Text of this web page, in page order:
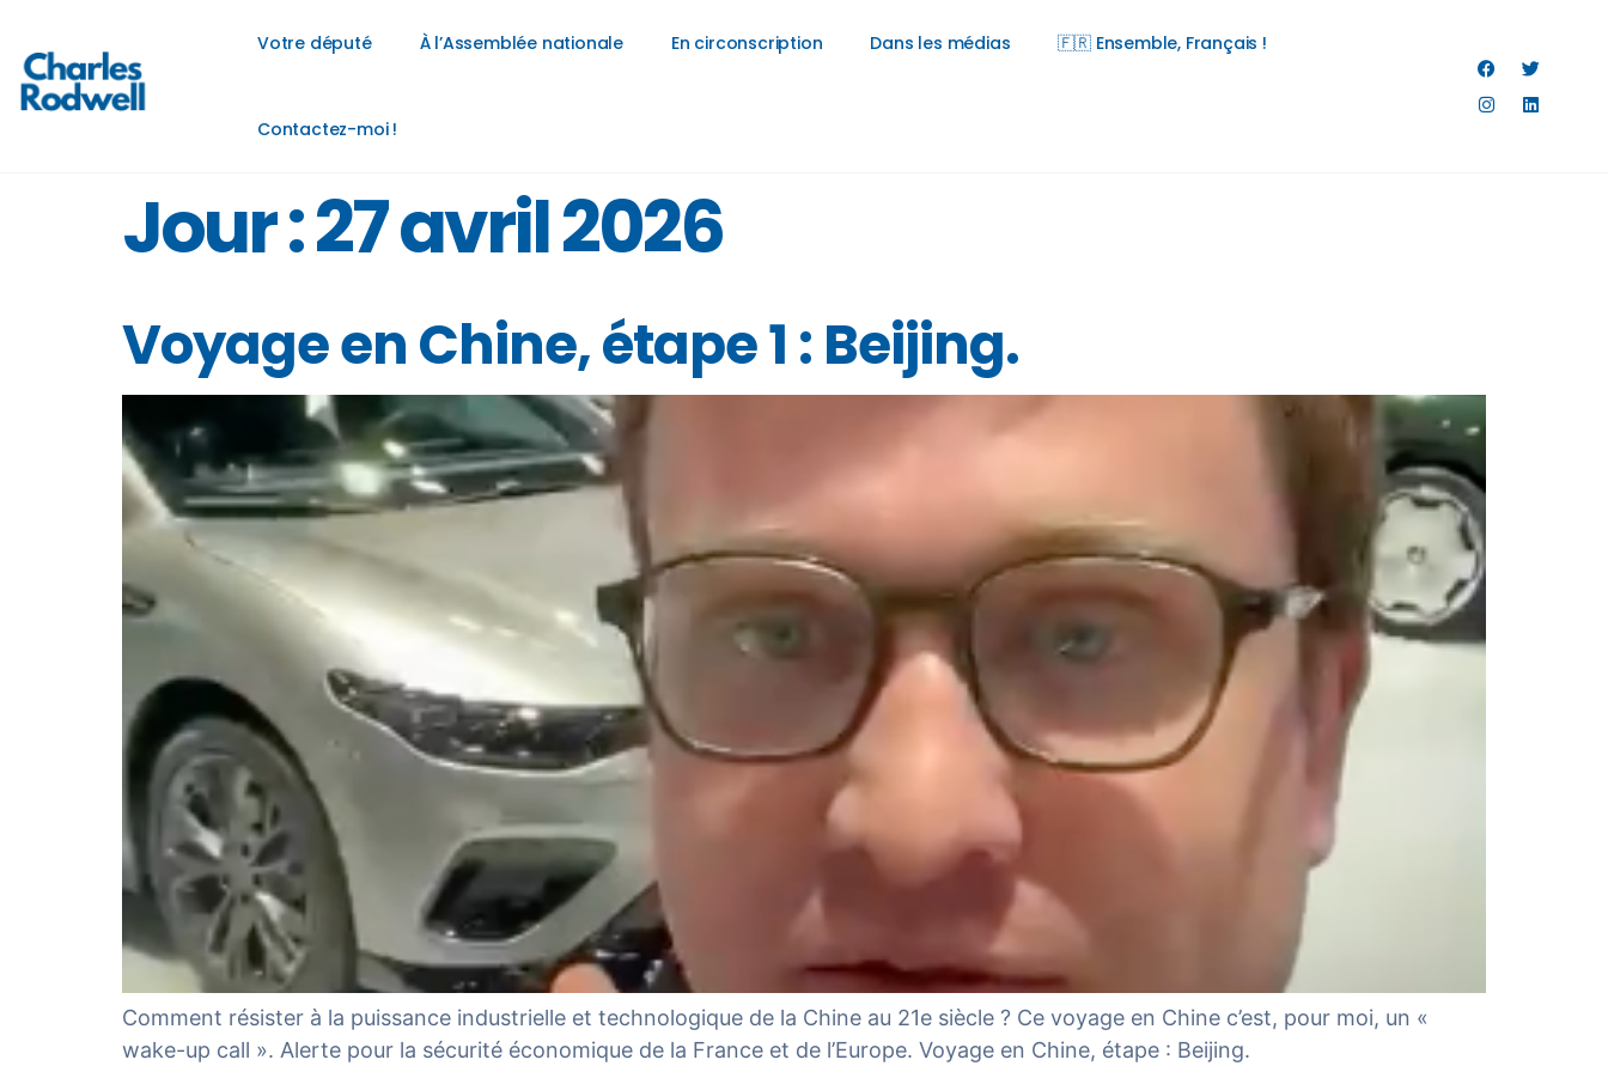
Votre député À l’Assemblée nationale En circonscription Dans les médias 🇫🇷 Ensemble, Français !
Contactez-moi !
Jour :27 avril 2026
Voyage en Chine, étape 1 : Beijing.
Comment résister à la puissance industrielle et technologique de la Chine au 21e siècle ? Ce voyage en Chine c’est, pour moi, un «
wake-up call ». Alerte pour la sécurité économique de la France et de l’Europe. Voyage en Chine, étape : Beijing.